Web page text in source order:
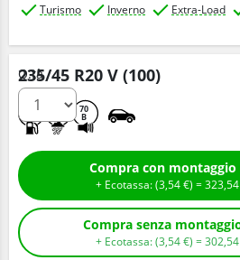
Turismo Inverno Extra-Load
235/45 R20 V (100)
70
B
Q.tà
+ Ecotassa: (3,54€ ) =323,54
+ Ecotassa: (3,54€ ) =302,54